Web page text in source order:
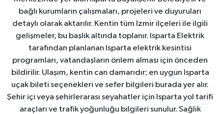
bağlı kurumların çalışmaları, projeleri ve duyuruları
detaylı olarak aktarılır. Kentin tüm İzmir ilçeleri ile ilgili
gelişmeler, bu başlık altında toplanır. Isparta Elektrik
tarafından planlanan Isparta elektrik kesintisi
programları, vatandaşların önlem alması için önceden
bildirilir. Ulaşım, kentin can damarıdır; en uygun Isparta
uçak bileti seçenekleri ve sefer bilgileri burada yer alır.
Şehir içi veya şehirlerarası seyahatler için Isparta yol tarifi
araçları ve trafik yoğunluğu bilgileri sunulur. Sağlık